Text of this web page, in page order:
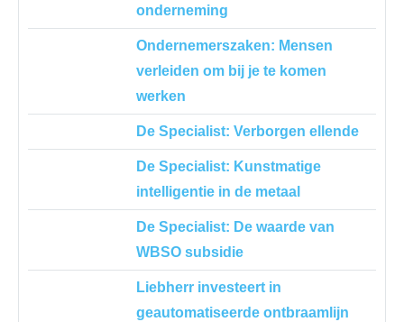
onderneming
Ondernemerszaken: Mensen
verleiden om bij je te ­komen
werken
De Specialist: Verborgen ellende
De Specialist: Kunstmatige
intelligentie in de metaal
De Specialist: De waarde van
WBSO subsidie
Liebherr investeert in
geautomatiseerde ontbraamlijn